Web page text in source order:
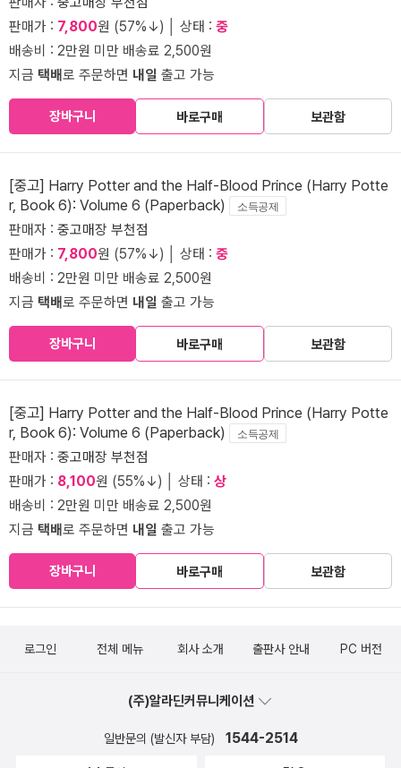
판매가 : 7,800원 (57%↓) │ 상태 : 중
배송비 : 2만원 미만 배송료 2,500원
지금 택배로 주문하면 내일 출고 가능
장바구니 바로구매 보관함
[중고] Harry Potter and the Half-Blood Prince (Harry Potte
r, Book 6): Volume 6 (Paperback)
소득공제
판매자 : 중고매장 부천점
판매가 : 7,800원 (57%↓) │ 상태 : 중
배송비 : 2만원 미만 배송료 2,500원
지금 택배로 주문하면 내일 출고 가능
장바구니 바로구매 보관함
[중고] Harry Potter and the Half-Blood Prince (Harry Potte
r, Book 6): Volume 6 (Paperback)
소득공제
판매자 : 중고매장 부천점
판매가 : 8,100원 (55%↓) │ 상태 : 상
배송비 : 2만원 미만 배송료 2,500원
지금 택배로 주문하면 내일 출고 가능
장바구니 바로구매 보관함
로그인 전체 메뉴 회사 소개 출판사 안내 PC 버전
(주)알라딘커뮤니케이션
일반문의 (발신자 부담) 1544-2514